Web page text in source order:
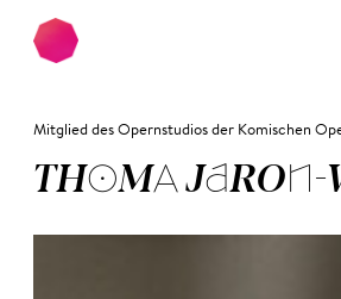
Zum Hauptinhalt springen Zum
Mitglied des Opernstudios der Komischen
THO­MA JA­RON­-